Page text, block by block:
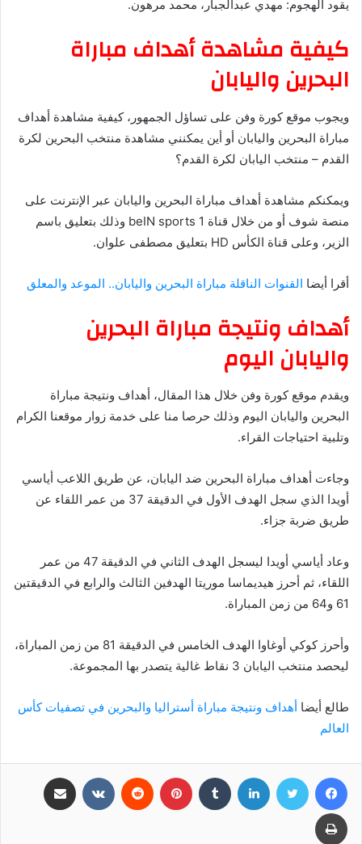
يقود الهجوم: مهدي عبدالجبار، محمد مرهون.
كيفية مشاهدة أهداف مباراة
البحرين واليابان
ويجوب موقع كورة وفن على تساؤل الجمهور، كيفية مشاهدة أهداف
مباراة البحرين واليابان أو أين يمكنني مشاهدة ‎منتخب البحرين لكرة
القدم – منتخب اليابان لكرة القدم؟
ويمكنكم مشاهدة أهداف مباراة البحرين واليابان عبر الإنترنت على
منصة شوف أو من خلال قناة beIN sports 1 وذلك بتعليق باسم
الزير، وعلى قناة الكأس HD بتعليق مصطفى علوان.
أقرا أيضا القنوات الناقلة مباراة البحرين واليابان.. الموعد والمعلق
أهداف ونتيجة مباراة البحرين
واليابان اليوم
ويقدم موقع كورة وفن خلال هذا المقال، أهداف ونتيجة مباراة
البحرين واليابان اليوم وذلك حرصا منا على خدمة زوار موقعنا الكرام
وتلبية احتياجات القراء.
وجاءت أهداف مباراة البحرين ضد اليابان، عن طريق اللاعب أياسي
أويدا الذي سجل الهدف الأول في الدقيقة 37 من عمر اللقاء عن
طريق ضربة جزاء.
وعاد أياسي أويدا ليسجل الهدف الثاني في الدقيقة 47 من عمر
اللقاء، ثم أحرز هيديماسا موريتا الهدفين الثالث والرابع في الدقيقتين
61 و64 من زمن المباراة.
وأحرز كوكي أوغاوا الهدف الخامس في الدقيقة 81 من زمن المباراة،
ليحصد منتخب اليابان 3 نقاط غالية يتصدر بها المجموعة.
طالع أيضا أهداف ونتيجة مباراة أستراليا والبحرين في تصفيات كأس
العالم
فيسبوك تويتر لينكدإن بينتيريست
طباعة